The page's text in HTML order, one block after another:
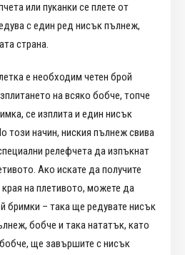
или пуканки се плете от
с един ред нисък пълнеж,
страна.
е необходим четен брой
на всяко бобче, топче
се изплита и един нисък
този начин, ниския пълнеж свива
релефчета да изпъкнат
Ако искате да получите
на плетивото, можете да
бримки – така ще редувате нисък
бобче и така нататък, като
ще завършите с нисък